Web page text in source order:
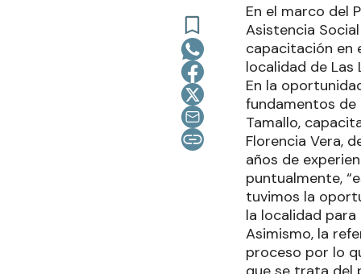
En el marco del
Asistencia
capacitación en
localidad de Las
En la
fundamentos de
Tamallo,
Florencia Vera,
años de
puntualmente,
tuvimos la
la localidad
Asimismo, la
proceso por lo